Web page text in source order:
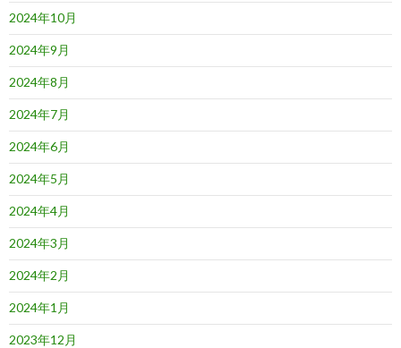
2024年10月
2024年9月
2024年8月
2024年7月
2024年6月
2024年5月
2024年4月
2024年3月
2024年2月
2024年1月
2023年12月